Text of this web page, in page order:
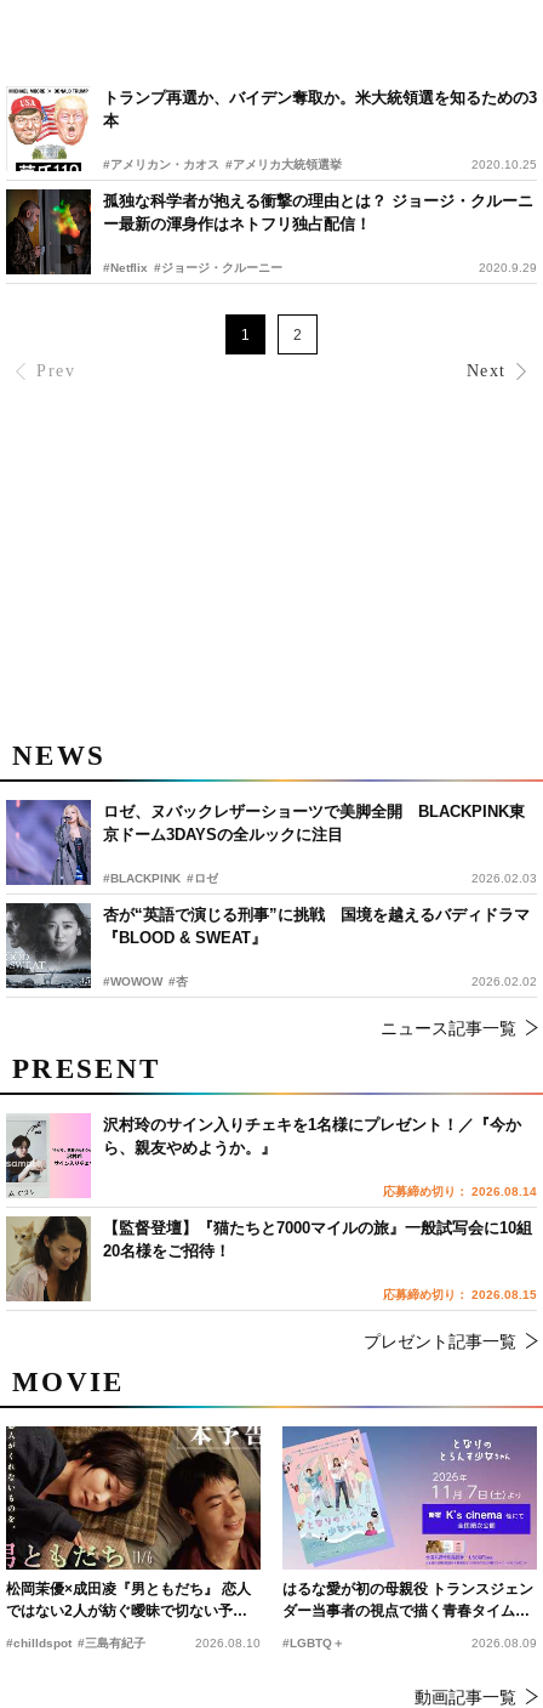
トランプ再選か、バイデン奪取か。米大統領選を知るための3
本
#アメリカン・カオス #アメリカ大統領選挙 2020.10.25
孤独な科学者が抱える衝撃の理由とは？ ジョージ・クルーニ
ー最新の渾身作はネトフリ独占配信！
#Netflix #ジョージ・クルーニー 2020.9.29
Prev
1 2
Next
NEWS
ロゼ、ヌバックレザーショーツで美脚全開 BLACKPINK東
京ドーム3DAYSの全ルックに注目
#BLACKPINK #ロゼ 2026.02.03
杏が“英語で演じる刑事”に挑戦 国境を越えるバディドラマ
『BLOOD & SWEAT』
#WOWOW #杏 2026.02.02
ニュース記事一覧
MOVIE
松岡茉優×成田凌『男ともだち』 恋人
ではない2人が紡ぐ曖昧で切ない予告
#chilldspot #三島有紀子 2026.08.10
はるな愛が初の母親役 トランスジェン
ダー当事者の視点で描く青春タイムス
#LGBTQ＋ 2026.08.09
動画記事一覧
PRESENT
沢村玲のサイン入りチェキを1名様にプレゼント！／『今か
ら、親友やめようか。』
応募締め切り： 2026.08.14
【監督登壇】『猫たちと7000マイルの旅』一般試写会に10組
20名様をご招待！
応募締め切り： 2026.08.15
プレゼント記事一覧